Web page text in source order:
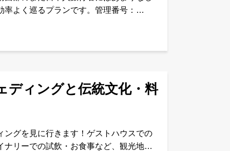
よく巡るプランです。管理番号：
ィングと伝統文化・料
グを見に行きます！ゲストハウスでの
リーでの試飲・お食事など、観光地を